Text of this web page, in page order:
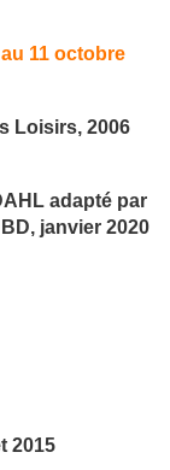
11 octobre
Loisirs, 2006
adapté par
janvier 2020
2015